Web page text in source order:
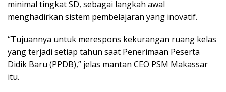
minimal tingkat SD, sebagai langkah awal
menghadirkan sistem pembelajaran yang inovatif.
“Tujuannya untuk merespons kekurangan ruang kelas
yang terjadi setiap tahun saat Penerimaan Peserta
Didik Baru (PPDB),” jelas mantan CEO PSM Makassar
itu.